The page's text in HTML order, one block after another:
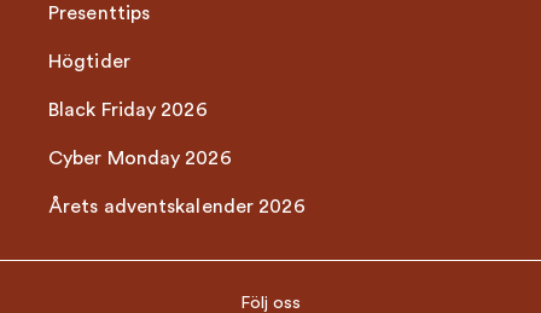
Presenttips
Högtider
Black Friday 2026
Cyber Monday 2026
Årets adventskalender 2026
Följ oss